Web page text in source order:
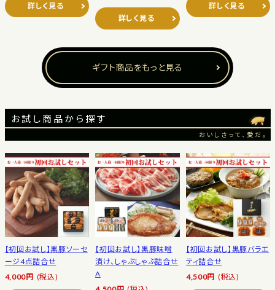
詳しく見る
詳しく見る
詳しく見る
ギフト商品をもっと見る
お試し商品から探す
おいしさって、愛だ。
【初回お試し】黒豚ソーセ
ージ4点詰合せ
4,000円 (税込)
【初回お試し】黒豚味噌
漬け、しゃぶしゃぶ詰合せ
A
【初回お試し】黒豚バラエ
ティ詰合せ
4,500円 (税込)